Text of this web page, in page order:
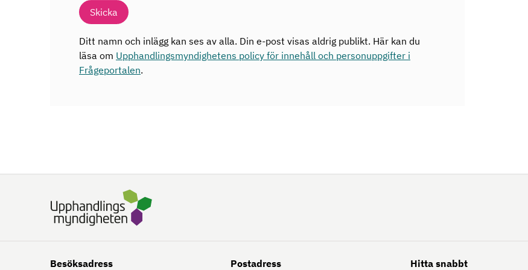
Skicka
Ditt namn och inlägg kan ses av alla. Din e-post visas aldrig publikt. Här kan du
läsa om Upphandlingsmyndighetens policy för innehåll och personuppgifter i
Frågeportalen.
Besöksadress Postadress Hitta snabbt